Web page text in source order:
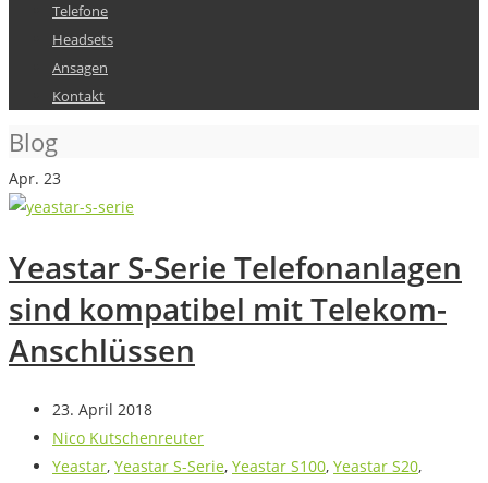
Telefone
Headsets
Ansagen
Kontakt
Blog
Apr. 23
Yeastar S-Serie Telefonanlagen
sind kompatibel mit Telekom-
Anschlüssen
23. April 2018
Nico Kutschenreuter
Yeastar, Yeastar S-Serie, Yeastar S100, Yeastar S20,